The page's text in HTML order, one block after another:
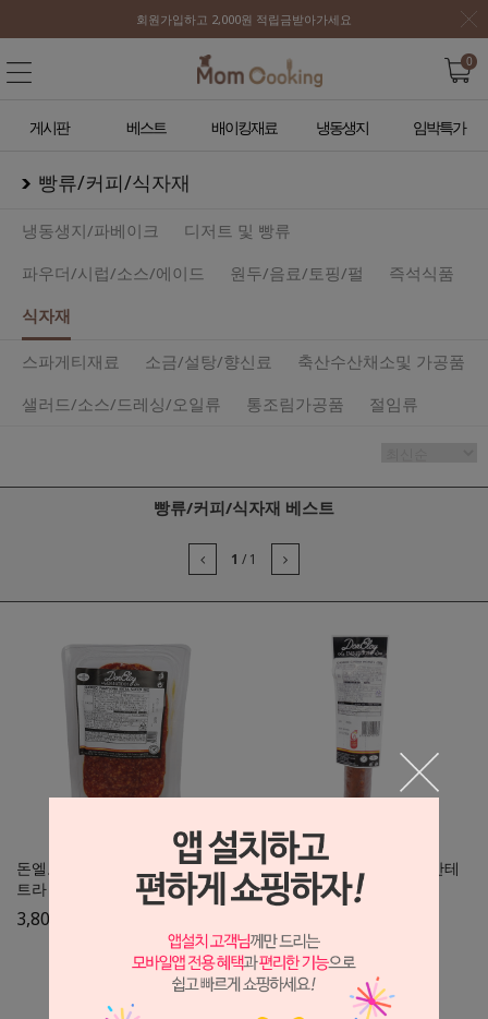
회원가입하고 2,000원 적립금받아가세요
0
게시판 베스트 배이킹재료 냉동생지 임박특가
빵류/커피/식자재
냉동생지/파베이크
디저트 및 빵류
파우더/시럽/소스/에이드
원두/음료/토핑/펄
즉석식품
식자재
스파게티재료 소금/설탕/향신료
축산수산채소및 가공품
샐러드/소스/드레싱/오일류
통조림가공품 절임류
빵류/커피/식자재 베스트
1 / 1
돈엘로이 초리조 팜플로나 엑스
트라 슬라이스 90g
3,800
돈엘로이 초리조 카세로 피칸테
250g